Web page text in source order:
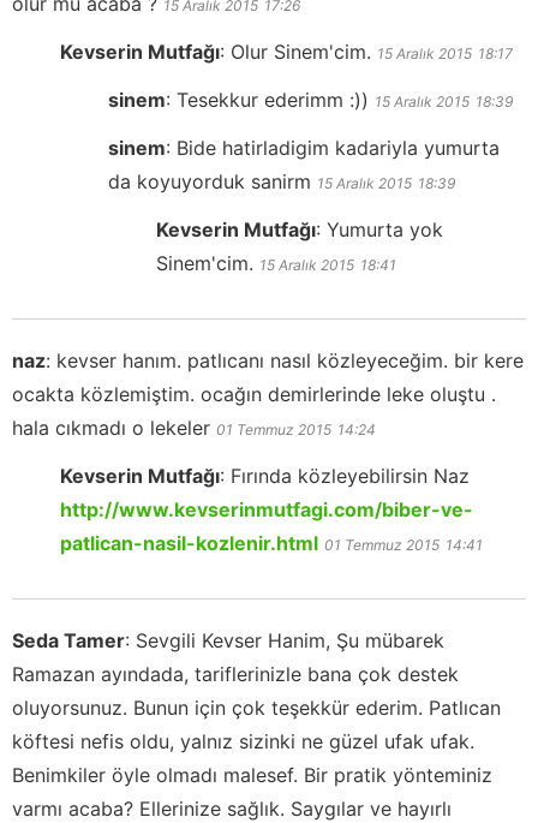
15 Aralık 2015 17:26
Kevserin Mutfağı: Olur Sinem'cim. 15 Aralık 2015 18:17
sinem: Tesekkur ederimm :)) 15 Aralık 2015 18:39
sinem: Bide hatirladigim kadariyla yumurta
da koyuyorduk sanirm 15 Aralık 2015 18:39
Kevserin Mutfağı: Yumurta yok
Sinem'cim. 15 Aralık 2015 18:41
naz: kevser hanım. patlıcanı nasıl közleyeceğim. bir kere
ocakta közlemiştim. ocağın demirlerinde leke oluştu .
hala cıkmadı o lekeler 01 Temmuz 2015 14:24
Kevserin Mutfağı: Fırında közleyebilirsin Naz
http://www.kevserinmutfagi.com/biber-ve-
patlican-nasil-kozlenir.html 01 Temmuz 2015 14:41
Seda Tamer: Sevgili Kevser Hanim, Şu mübarek
Ramazan ayındada, tariflerinizle bana çok destek
oluyorsunuz. Bunun için çok teşekkür ederim. Patlıcan
köftesi nefis oldu, yalnız sizinki ne güzel ufak ufak.
Benimkiler öyle olmadı malesef. Bir pratik yönteminiz
varmı acaba? Ellerinize sağlık. Saygılar ve hayırlı